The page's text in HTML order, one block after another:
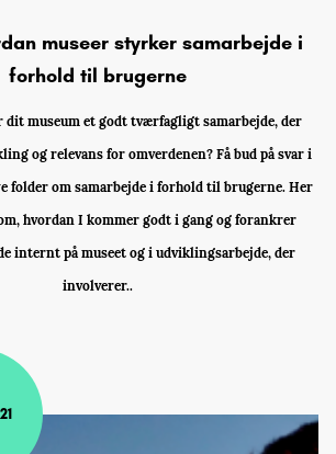
museer styrker samarbejde i
forhold til brugerne
dit museum et godt tværfagligt samarbejde, der
og relevans for omverdenen? Få bud på svar i
folder om samarbejde i forhold til brugerne. Her
hvordan I kommer godt i gang og forankrer
internt på museet og i udviklingsarbejde, der
involverer..